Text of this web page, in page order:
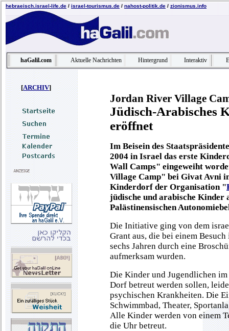
hebraeisch.israel-life.de/israel-tourismus.de/nahost-politik.de/zionismus.info
haGalil.com Aktuelle Nachrichten Hintergrund Interaktiv
[ARCHIV]
Jordan River Village
Jüdisch-Arabisches
eröffnet
Im Beisein des
2004 in Israel das erste
Wall Camps" eingeweiht
Village Camp" bei Givat Avni
Kinderdorf der Organisation "
jüdische und arabische Kinder
Palästinensischen
Die Initiative ging von dem
Grant aus, die bei einem
sechs Jahren durch eine
aufmerksam wurden.
Die Kinder und Jugendlichen
Dorf betreut werden sollen,
psychischen Krankheiten. Die
Schwimmbad, Theater,
Alle Kinder werden von einem
die Uhr betreut.